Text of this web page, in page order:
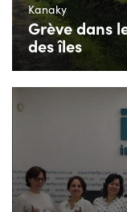
Kanaky
Grève dans
des îles